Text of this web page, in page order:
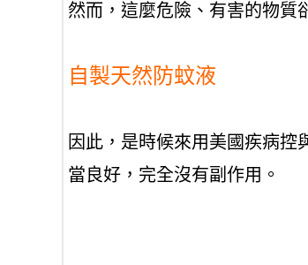
然而， 這麼危險、有害的物質
自製天然防蚊液
因此，是時候來用美國疾病控
當良好， 完全沒有副作用 。